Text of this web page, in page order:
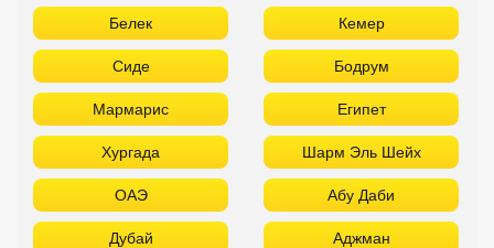
Белек Кемер
Сиде Бодрум
Мармарис Египет
Хургада Шарм Эль Шейх
ОАЭ Абу Даби
Дубай Аджман